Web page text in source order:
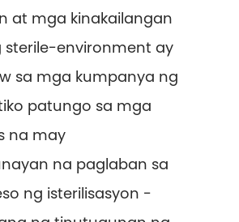
at mga kinakailangan
sterile-environment ay
sa mga kumpanya ng
patungo sa mga
na may
na paglaban sa
ng isterilisasyon -